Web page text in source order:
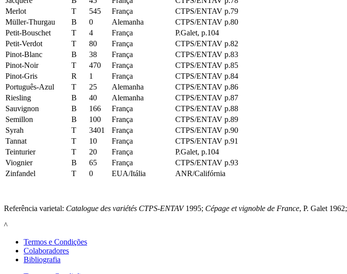
Merlot
T 545 França
CTPS/ENTAV p.79
Müller‑Thurgau
B 0 Alemanha
CTPS/ENTAV p.80
Petit‑Bouschet
T 4 França
P.Galet, p.104
Petit‑Verdot
T 80 França
CTPS/ENTAV p.82
Pinot‑Blanc
B 38 França
CTPS/ENTAV p.83
Pinot‑Noir
T 470 França
CTPS/ENTAV p.85
Pinot‑Gris
R 1 França
CTPS/ENTAV p.84
Português‑Azul
T 25 Alemanha
CTPS/ENTAV p.86
Riesling
B 40 Alemanha
CTPS/ENTAV p.87
Sauvignon
B 166 França
CTPS/ENTAV p.88
Semillon
B 100 França
CTPS/ENTAV p.89
Syrah
T 3401 França
CTPS/ENTAV p.90
Tannat
T 10 França
CTPS/ENTAV p.91
Teinturier
T 20 França
P.Galet, p.104
Viognier
B 65 França
CTPS/ENTAV p.93
Zinfandel
T 0 EUA/Itália ANR/Califórnia
Referência varietal: Catalogue des variétés CTPS‑ENTAV1995; Cépage et vignoble de France, P. Galet 1962;
^
Termos e Condições
Colaboradores
Bibliografia